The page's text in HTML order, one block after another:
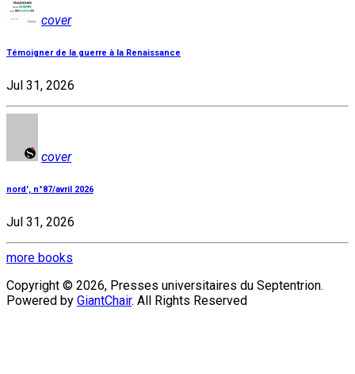
cover
Témoigner de la guerre à la Renaissance
Jul 31, 2026
cover
nord', n°87/avril 2026
Jul 31, 2026
more books
Copyright © 2026, Presses universitaires du Septentrion.
Powered by GiantChair. All Rights Reserved